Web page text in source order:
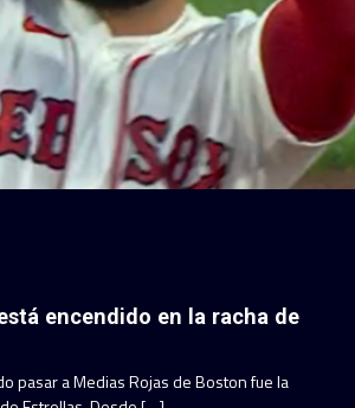
encendido en la racha de
pasar a Medias Rojas de Boston fue la